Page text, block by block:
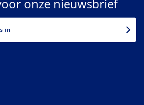
onze nieuwsbrief